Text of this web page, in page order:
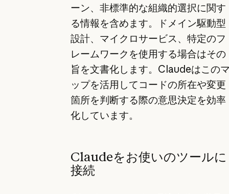
ーン、非標準的な組織的選択に関す
る情報を含めます。ドメイン駆動型
設計、マイクロサービス、特定のフ
レームワークを使用する場合はその
旨を文書化します。Claudeはこの
ップを活用してコードの所在や変更
箇所を判断する際の意思決定を効率
化しています。
Claudeをお使いのツールに
接続